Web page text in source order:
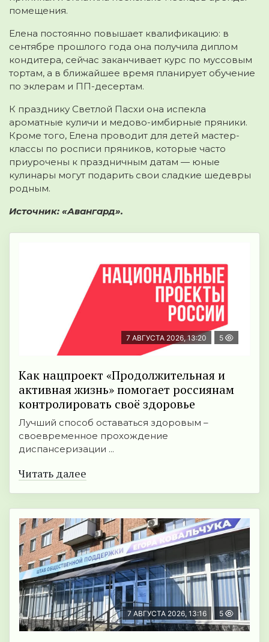
помещения.
Елена постоянно повышает квалификацию: в
сентябре прошлого года она получила диплом
кондитера, сейчас заканчивает курс по муссовым
тортам, а в ближайшее время планирует обучение
по эклерам и ПП-десертам.
К празднику Светлой Пасхи она испекла
ароматные куличи и медово-имбирные пряники.
Кроме того, Елена проводит для детей мастер-
классы по росписи пряников, которые часто
приурочены к праздничным датам — юные
кулинары могут подарить свои сладкие шедевры
родным.
Источник: «Авангард».
7 АВГУСТА 2026, 13:20 5
Как нацпроект «Продолжительная и
активная жизнь» помогает россиянам
контролировать своё здоровье
Лучший способ оставаться здоровым –
своевременное прохождение
диспансеризации ...
Читать далее
7 АВГУСТА 2026, 13:16 5